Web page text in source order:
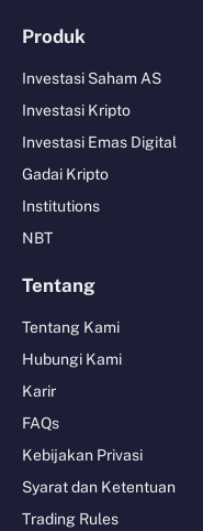
Produk
Investasi Saham AS
Investasi Kripto
Investasi Emas Digital
Gadai Kripto
Institutions
NBT
Tentang
Tentang Kami
Hubungi Kami
Karir
FAQs
Kebijakan Privasi
Syarat dan Ketentuan
Trading Rules